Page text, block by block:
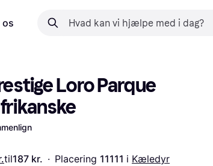
os
Loro Parque
til187 kr. · Placering 11111 i Kæledyr